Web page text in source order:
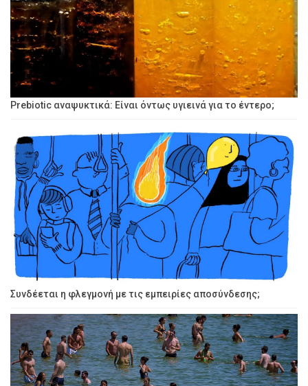
Prebiotic αναψυκτικά: Είναι όντως υγιεινά για το έντερο;
Συνδέεται η φλεγμονή με τις εμπειρίες αποσύνδεσης;